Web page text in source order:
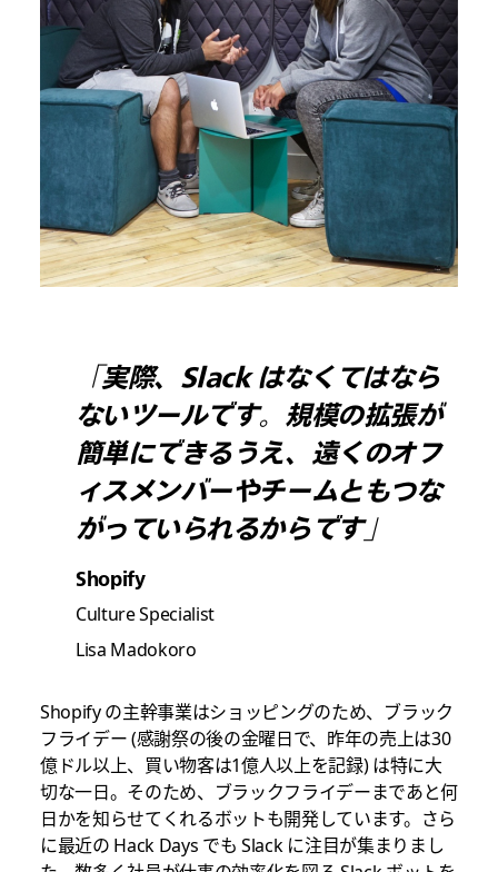
「実際、Slack はなくてはなら
ないツールです。規模の拡張が
簡単にできるうえ、遠くのオフ
ィスメンバーやチームともつな
がっていられるからです」
Shopify
Culture Specialist
Lisa Madokoro
Shopify の主幹事業はショッピングのため、ブラック
フライデー (感謝祭の後の金曜日で、昨年の売上は30
億ドル以上、買い物客は1億人以上を記録) は特に大
切な一日。そのため、ブラックフライデーまであと何
日かを知らせてくれるボットも開発しています。さら
に最近の Hack Days でも Slack に注目が集まりまし